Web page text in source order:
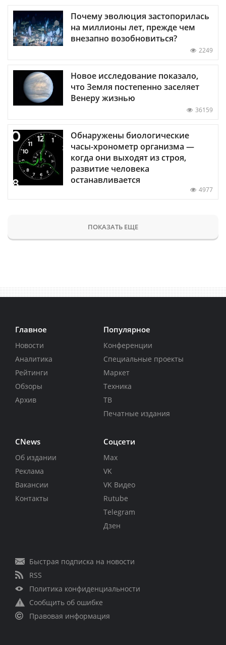
Почему эволюция застопорилась
на миллионы лет, прежде чем
внезапно возобновиться?
2249
Новое исследование показало,
что Земля постепенно заселяет
Венеру жизнью
36159
Обнаружены биологические
часы-хронометр организма —
когда они выходят из строя,
развитие человека
останавливается
4977
ПОКАЗАТЬ ЕЩЕ
Главное
Новости
Аналитика
Рейтинги
Обзоры
Архив
Популярное
Конференции
Специальные проекты
Маркет
Техника
ТВ
Печатные издания
CNews
Об издании
Реклама
Вакансии
Контакты
Соцсети
Max
VK
VK Видео
Rutube
Telegram
Дзен
Быстрая подписка на новости
RSS
Политика конфиденциальности
Сообщить об ошибке
Правовая информация